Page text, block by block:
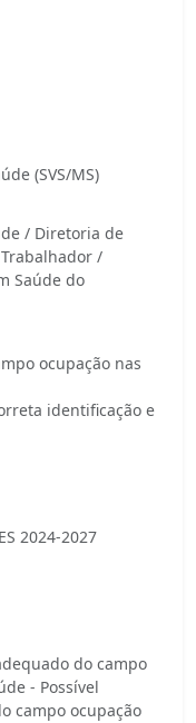
(SVS/MS)
/ Diretoria de
/
Saúde do
ocupação nas
identificação e
2024-2027
do campo
- Possível
campo ocupação